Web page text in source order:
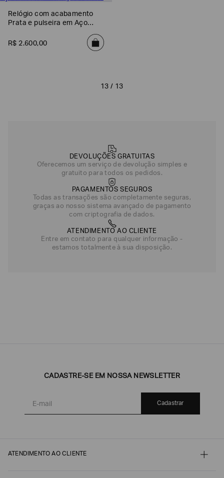
Relógio com acabamento
Prata e pulseira em Aço
R$ 2.600,00
13 / 13
DEVOLUÇÕES GRATUITAS
Oferecemos um serviço de devolução simples e
gratuito para todos os pedidos.
PAGAMENTOS SEGUROS
Todas as transações são completamente seguras,
graças ao nosso sistema avançado de pagamento
com criptografia de dados.
ATENDIMENTO AO CLIENTE
Entre em contato para qualquer informação -
estamos totalmente à sua disposição.
CADASTRE-SE EM NOSSA NEWSLETTER
Cadastrar
ATENDIMENTO AO CLIENTE